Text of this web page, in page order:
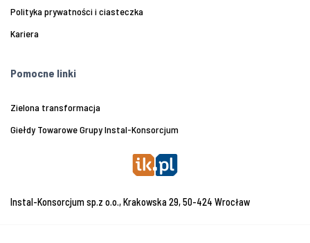
Polityka prywatności i ciasteczka
Kariera
Pomocne linki
Zielona transformacja
Giełdy Towarowe Grupy Instal-Konsorcjum
Instal-Konsorcjum sp.z o.o., Krakowska 29, 50-424 Wrocław